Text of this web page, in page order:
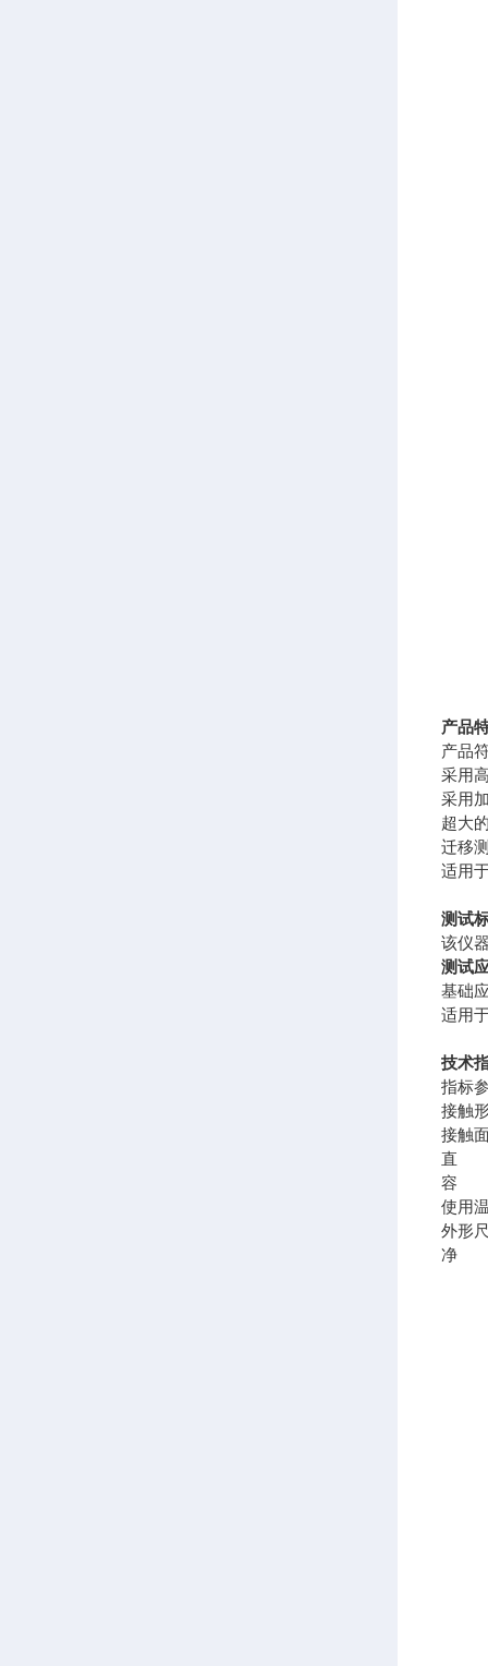
产品
产品
采用
采用
超大
迁移
适用
测试
该仪
测试
基础
适用
技术
指标
接触
接触
直
容
使用
外形
净